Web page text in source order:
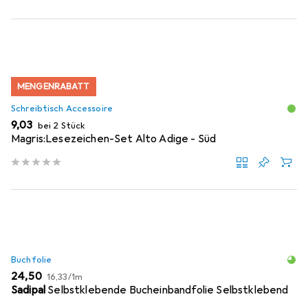
MENGENRABATT
Schreibtisch Accessoire
EUR
9,03 bei 2 Stück
Magris:Lesezeichen-Set Alto Adige - Süd
Buchfolie
EUR
24,50 EUR
16,33/1m
Sadipal Selbstklebende Bucheinbandfolie Selbstklebend